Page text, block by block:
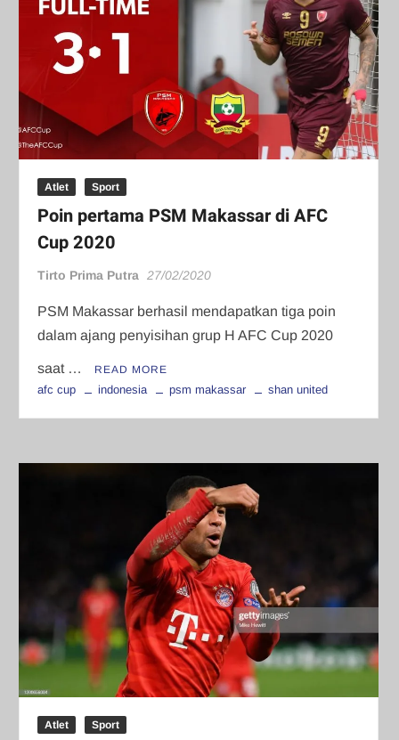
Atlet Sport
Poin pertama PSM Makassar di AFC
Cup 2020
Tirto Prima Putra 27/02/2020
PSM Makassar berhasil mendapatkan tiga poin
dalam ajang penyisihan grup H AFC Cup 2020
saat … READ MORE
afc cup indonesia psm makassar shan united
Atlet Sport